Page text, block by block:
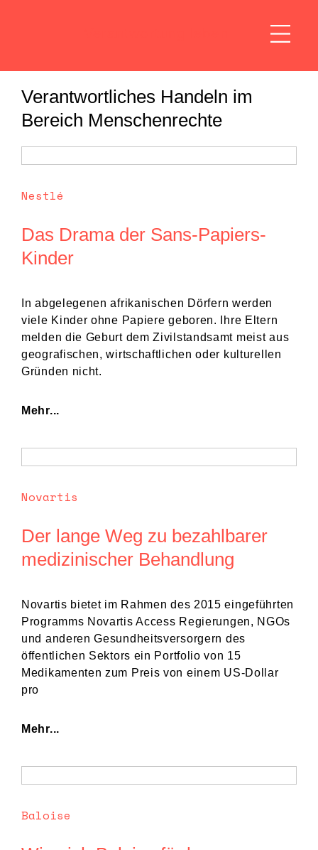
Verantwortliches Handeln im
Bereich Menschenrechte
Nestlé
Das Drama der Sans-Papiers-
Kinder
In abgelegenen afrikanischen Dörfern werden
viele Kinder ohne Papiere geboren. Ihre Eltern
melden die Geburt dem Zivilstandsamt meist aus
geografischen, wirtschaftlichen oder kulturellen
Gründen nicht.
Mehr...
Novartis
Der lange Weg zu bezahlbarer
medizinischer Behandlung
Novartis bietet im Rahmen des 2015 eingeführten
Programms Novartis Access Regierungen, NGOs
und anderen Gesundheitsversorgern des
öffentlichen Sektors ein Portfolio von 15
Medikamenten zum Preis von einem US-Dollar
pro
Mehr...
Baloise